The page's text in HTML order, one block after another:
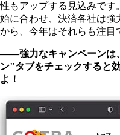
性もアップする見込みです
始に合わせ、決済各社は強
から、今年はそれらも注目
――強力なキャンペーンは
ン"タブをチェックすると
よ！